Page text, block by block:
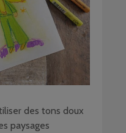
des tons doux
paysages